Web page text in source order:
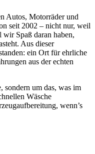
Autos, Motorräder und
seit 2002 – nicht nur, weil
Spaß daran haben,
Aus dieser
ein Ort für ehrliche
aus der echten
sondern um das, was im
Wäsche
wenn’s